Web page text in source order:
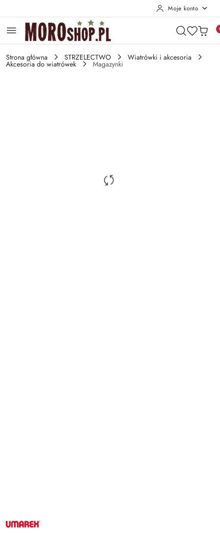
Moje konto
Strona główna STRZELECTWO Wiatrówki i akcesoria
Akcesoria do wiatrówek Magazynki
NAZWA
PRODUCENTA: